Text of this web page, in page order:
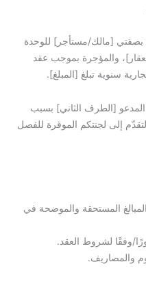
بصفتي [مالك/مستأجر] للوحدة
والمؤجرة بموجب عقد
سنوية تبلغ [المبلغ].
[الطرف الثاني] بسبب
إلى لجنتكم الموقرة للفصل
المستحقة والموضحة في
وفقًا لشروط العقد.
والمصاريف.